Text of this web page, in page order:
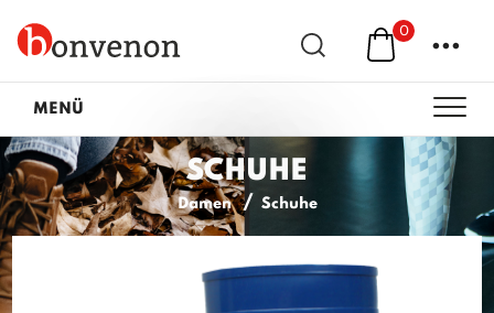
0 ...
MENÜ
SCHUHE
Damen Schuhe